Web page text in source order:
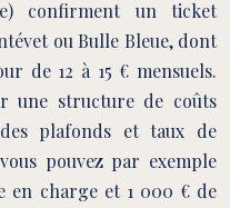
confirment un ticket
ou Bulle Bleue, dont
de 12 à 15 € mensuels.
une structure de coûts
plafonds et taux de
pouvez par exemple
en charge et 1 000 € de